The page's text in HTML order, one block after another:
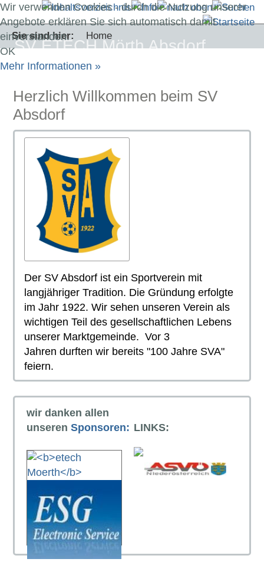
SV ETECH Mörth Absdorf
Sie sind hier: Home
Herzlich Willkommen beim SV
Absdorf
Der SV Absdorf ist ein Sportverein mit
langjähriger Tradition. Die Gründung erfolgte
im Jahr 1922. Wir sehen unseren Verein als
wichtigen Teil des gesellschaftlichen Lebens
unserer Marktgemeinde. Vor 3
Jahren durften wir bereits "100 Jahre SVA"
feiern.
wir danken allen
unserenSponsoren: LINKS:
Wir verwenden Cookies - durch die Nutzung unserer
Angebote erklären Sie sich automatisch damit
einverstanden.
OK
Mehr Informationen »